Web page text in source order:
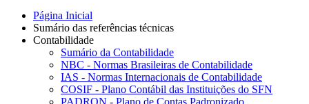
Página Inicial
Sumário das referências técnicas
Contabilidade
Sumário da Contabilidade
NBC - Normas Brasileiras de Contabilidade
IAS - Normas Internacionais de Contabilidade
COSIF - Plano Contábil das Instituições do SFN
PADRON - Plano de Contas Padronizado